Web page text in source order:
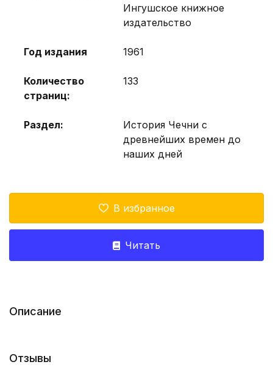
Ингушское книжное
издательство
Год издания 1961
Количество
страниц:
133
Раздел:
История Чечни с
древнейших времен до
наших дней
В избранное
Читать
Описание
Отзывы